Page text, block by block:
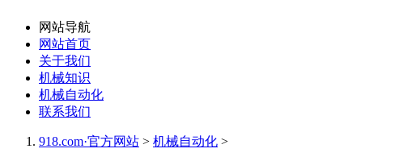
网站导航
网站首页
关于我们
机械知识
机械自动化
联系我们
918.com·官方网站 > 机械自动化 >